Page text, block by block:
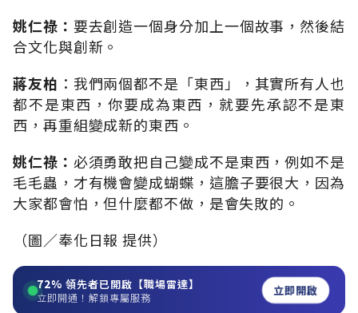
姚仁祿： 要去創造一個身分加上一個故事，然後結
合文化與創新。
蔣友柏 ：我們兩個都不是「東西」，其實所有人也
都不是東西，你要成為東西，就要先承認不是東
西，再重組變成新的東西。
姚仁祿： 必須勇敢把自己變成不是東西，例如不是
毛毛蟲，才有機會變成蝴蝶，這膽子要很大，因為
大家都會怕，但什麼都不做，是會失敗的。
（圖／奉化日報 提供）
72% 領先者已開啟【職場雷達】
立即開通！解鎖專屬服務 立即開啟